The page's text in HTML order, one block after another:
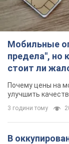
Мобильные
предела", но
стоит ли
Почему цены на
улучшить
3 години тому
В